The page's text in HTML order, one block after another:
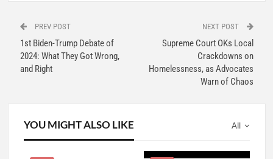
PREV POST
1st Biden-Trump Debate of
2024: What They Got Wrong,
and Right
NEXT POST
Supreme Court OKs Local
Crackdowns on
Homelessness, as Advocates
Warn of Chaos
All
YOU MIGHT ALSO LIKE